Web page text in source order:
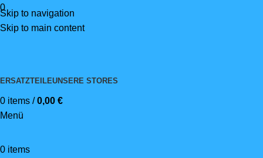
Skip to navigation
Skip to main content
0
ERSATZTEILEUNSERE STORES
0 items / 0,00 €
Menü
0 items